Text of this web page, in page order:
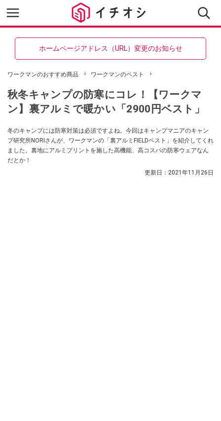
ホームページアドレス（URL）変更のお知らせ
ワークマンのおすすめ商品 ワークマンのベスト
秋冬キャンプの防寒にコレ！【ワークマ
ン】裏アルミで暖かい「2900円ベスト」
冬のキャンプには防寒対策は必須ですよね。今回はキャンプマニアのキャン
プ研究所NORIさんが、ワークマンの「裏アルミFIELDベスト」を紹介してくれ
ました。裏地にアルミプリントを施した高機能、高コスパの防寒ウェアなん
だとか！
更新日： 2021年11月26日